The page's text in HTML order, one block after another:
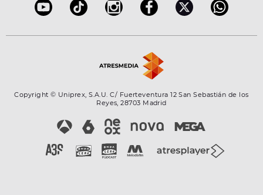
Copyright © Uniprex, S.A.U. C/ Fuerteventura 12 San Sebastián de los
Reyes, 28703 Madrid